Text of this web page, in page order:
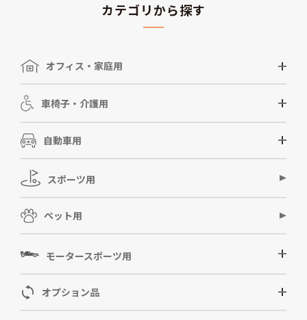
カテゴリから探す
オフィス・家庭用
車椅子・介護用
自動車用
スポーツ用
ペット用
モータースポーツ用
オプション品